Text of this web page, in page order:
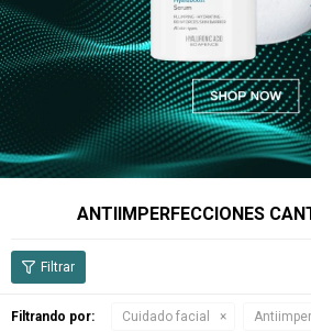
ANTIIMPERFECCIONES
Filtrando por: Cuidado facial